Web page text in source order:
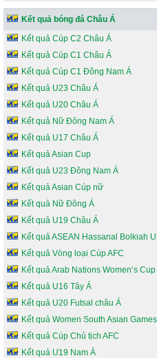
Kết quả bóng đá Châu Á
Kết quả Cúp C2 Châu Á
Kết quả Cúp C1 Châu Á
Kết quả Cúp C1 Đông Nam Á
Kết quả U23 Châu Á
Kết quả U20 Châu Á
Kết quả Nữ Đông Nam Á
Kết quả U17 Châu Á
Kết quả Asian Cup
Kết quả U23 Đông Nam Á
Kết quả Asian Cúp nữ
Kết quả Nữ Đông Á
Kết quả U19 Châu Á
Kết quả ASEAN Hassanal Bolkiah
Kết quả Vòng loại Cúp AFC
Kết quả Arab Nations Women’s Cup
Kết quả U16 Tây Á
Kết quả U20 Futsal châu Á
Kết quả Women South Asian Games
Kết quả Cúp Chủ tịch AFC
Kết quả U19 Nam Á